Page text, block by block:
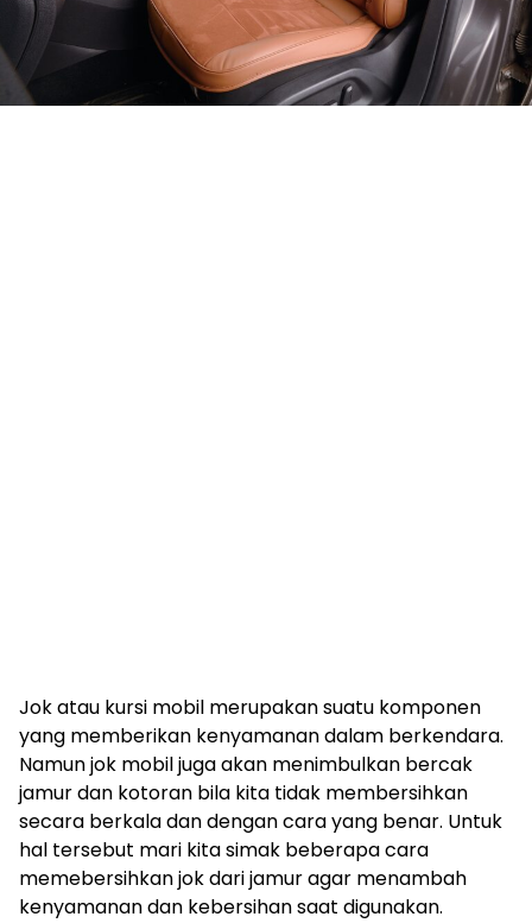
Jok atau kursi mobil merupakan suatu komponen
yang memberikan kenyamanan dalam berkendara.
Namun jok mobil juga akan menimbulkan bercak
jamur dan kotoran bila kita tidak membersihkan
secara berkala dan dengan cara yang benar. Untuk
hal tersebut mari kita simak beberapa cara
memebersihkan jok dari jamur agar menambah
kenyamanan dan kebersihan saat digunakan.